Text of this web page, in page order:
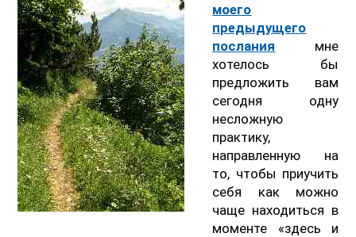
моего
предыдущего
послания
мне
хотелось бы
предложить вам
сегодня одну
несложную
практику,
направленную на
то, чтобы приучить
себя как можно
чаще находиться в
моменте «здесь и